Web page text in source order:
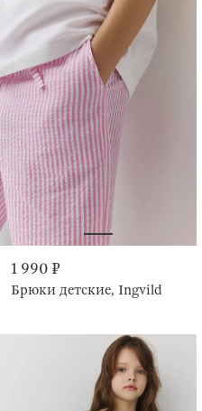
1 990 ₽
Брюки детские, Ingvild